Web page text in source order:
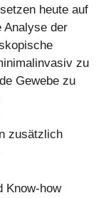
heute auf
Analyse der
zu
Gewebe zu
zusätzlich
Know-how